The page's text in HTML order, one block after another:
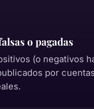
o pagadas
(o negativos
por